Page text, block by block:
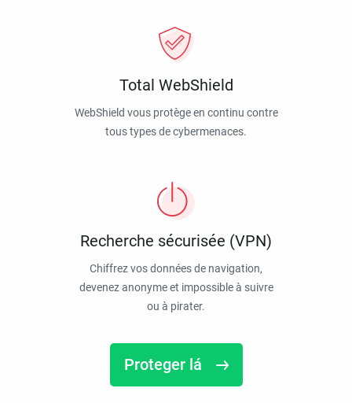
Total WebShield
WebShield vous protège en continu contre
tous types de cybermenaces.
Recherche sécurisée (VPN)
Chiffrez vos données de navigation,
devenez anonyme et impossible à suivre
ou à pirater.
Proteger lá